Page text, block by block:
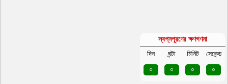
স্বপ্নপূরণের ক্ষণগণনা
দিন
ঘন্টা মিনিট
সেকেন্ড
০
০ ০ ০